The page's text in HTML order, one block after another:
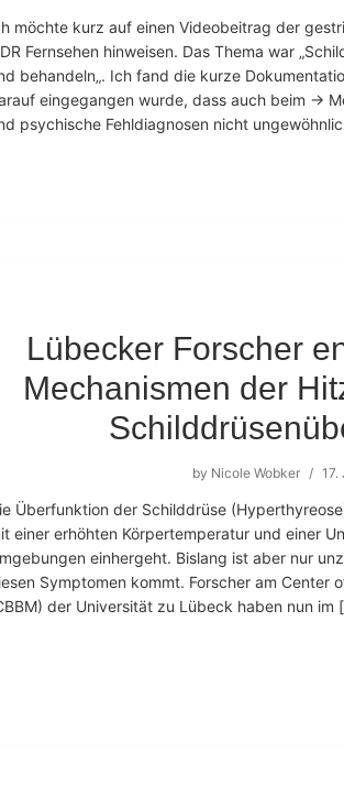
möchte kurz auf einen Videobeitrag der
Fernsehen hinweisen. Das Thema war
behandeln„. Ich fand die kurze
eingegangen wurde, dass auch beim →
psychische Fehldiagnosen nicht
Lübecker Forscher
Mechanismen der
by Nicole Wobker / 17.
Überfunktion der Schilddrüse
einer erhöhten Körpertemperatur und einer
einhergeht. Bislang ist aber nur
Symptomen kommt. Forscher am Center
der Universität zu Lübeck haben nun im